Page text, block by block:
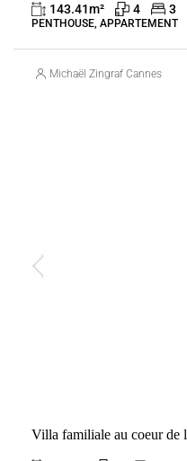
143.41m² 4 3
PENTHOUSE, APPARTEMENT
Michaël Zingraf Cannes
Villa familiale au coeur de